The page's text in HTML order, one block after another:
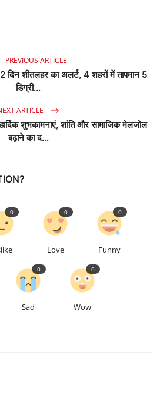
PREVIOUS ARTICLE
दिन शीतलहर का अलर्ट, 4 शहरों में तापमान 5
डिग्री...
ARTICLE
शुभकामनाएं, शांति और सामाजिक मेलजोल
बढ़ाने का द...
0
Love
0
Funny
0
Sad
0
Wow
0